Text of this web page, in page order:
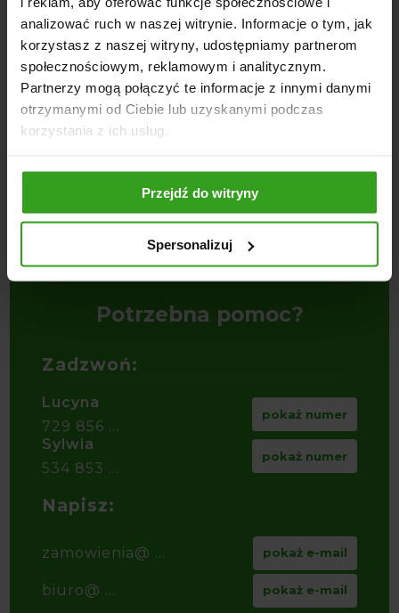
analizować ruch w naszej witrynie. Informacje o tym, jak
korzystasz z naszej witryny, udostępniamy partnerom
społecznościowym, reklamowym i analitycznym.
Partnerzy mogą połączyć te informacje z innymi danymi
otrzymanymi od Ciebie lub uzyskanymi podczas
korzystania z ich usług.
Przejdź do witryny
Spersonalizuj
4
1200,00
Potrzebna pomoc?
Zadzwoń:
Lucyna
729 856 ...
pokaż numer
Sylwia
534 853 ...
pokaż numer
Napisz:
zamowienia@ ... pokaż e-mail
biuro@ ... pokaż e-mail